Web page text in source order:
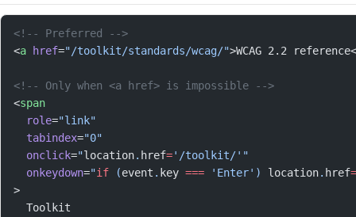
<!-- Preferred -->
<a href="/toolkit/standards/wcag/">WCAG 2.2
<!-- Only when <a href> is impossible -->
<span
  role
="link"
  tabindex
="0"
  onclick
="location. href='/toolkit/'"
  onkeydown
="if (event . key === 'Enter') location. href=
>
  Toolkit